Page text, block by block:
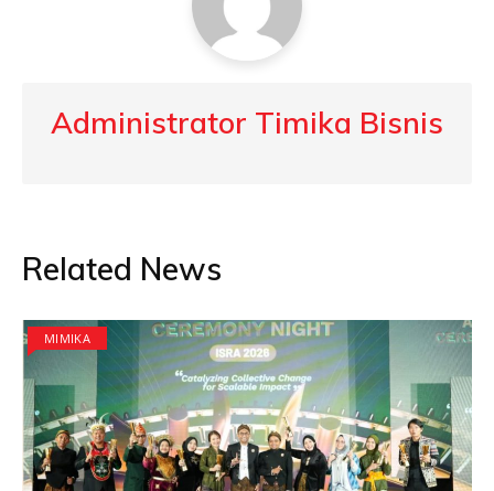
Administrator Timika Bisnis
Related News
MIMIKA